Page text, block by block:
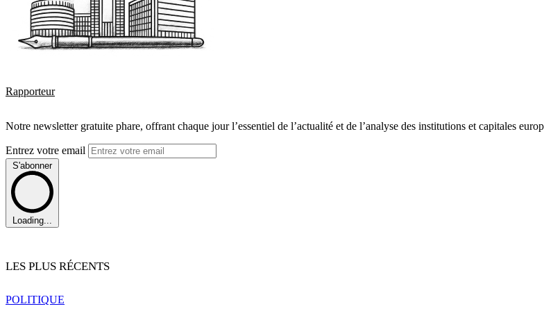
Rapporteur
Notre newsletter gratuite phare, offrant chaque jour l’essentiel de l’actualité et de l’analyse des institutions et capitales
Entrez votre email
S'abonner
Loading...
LES PLUS RÉCENTS
POLITIQUE